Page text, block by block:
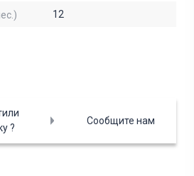
12
?
Сообщите нам